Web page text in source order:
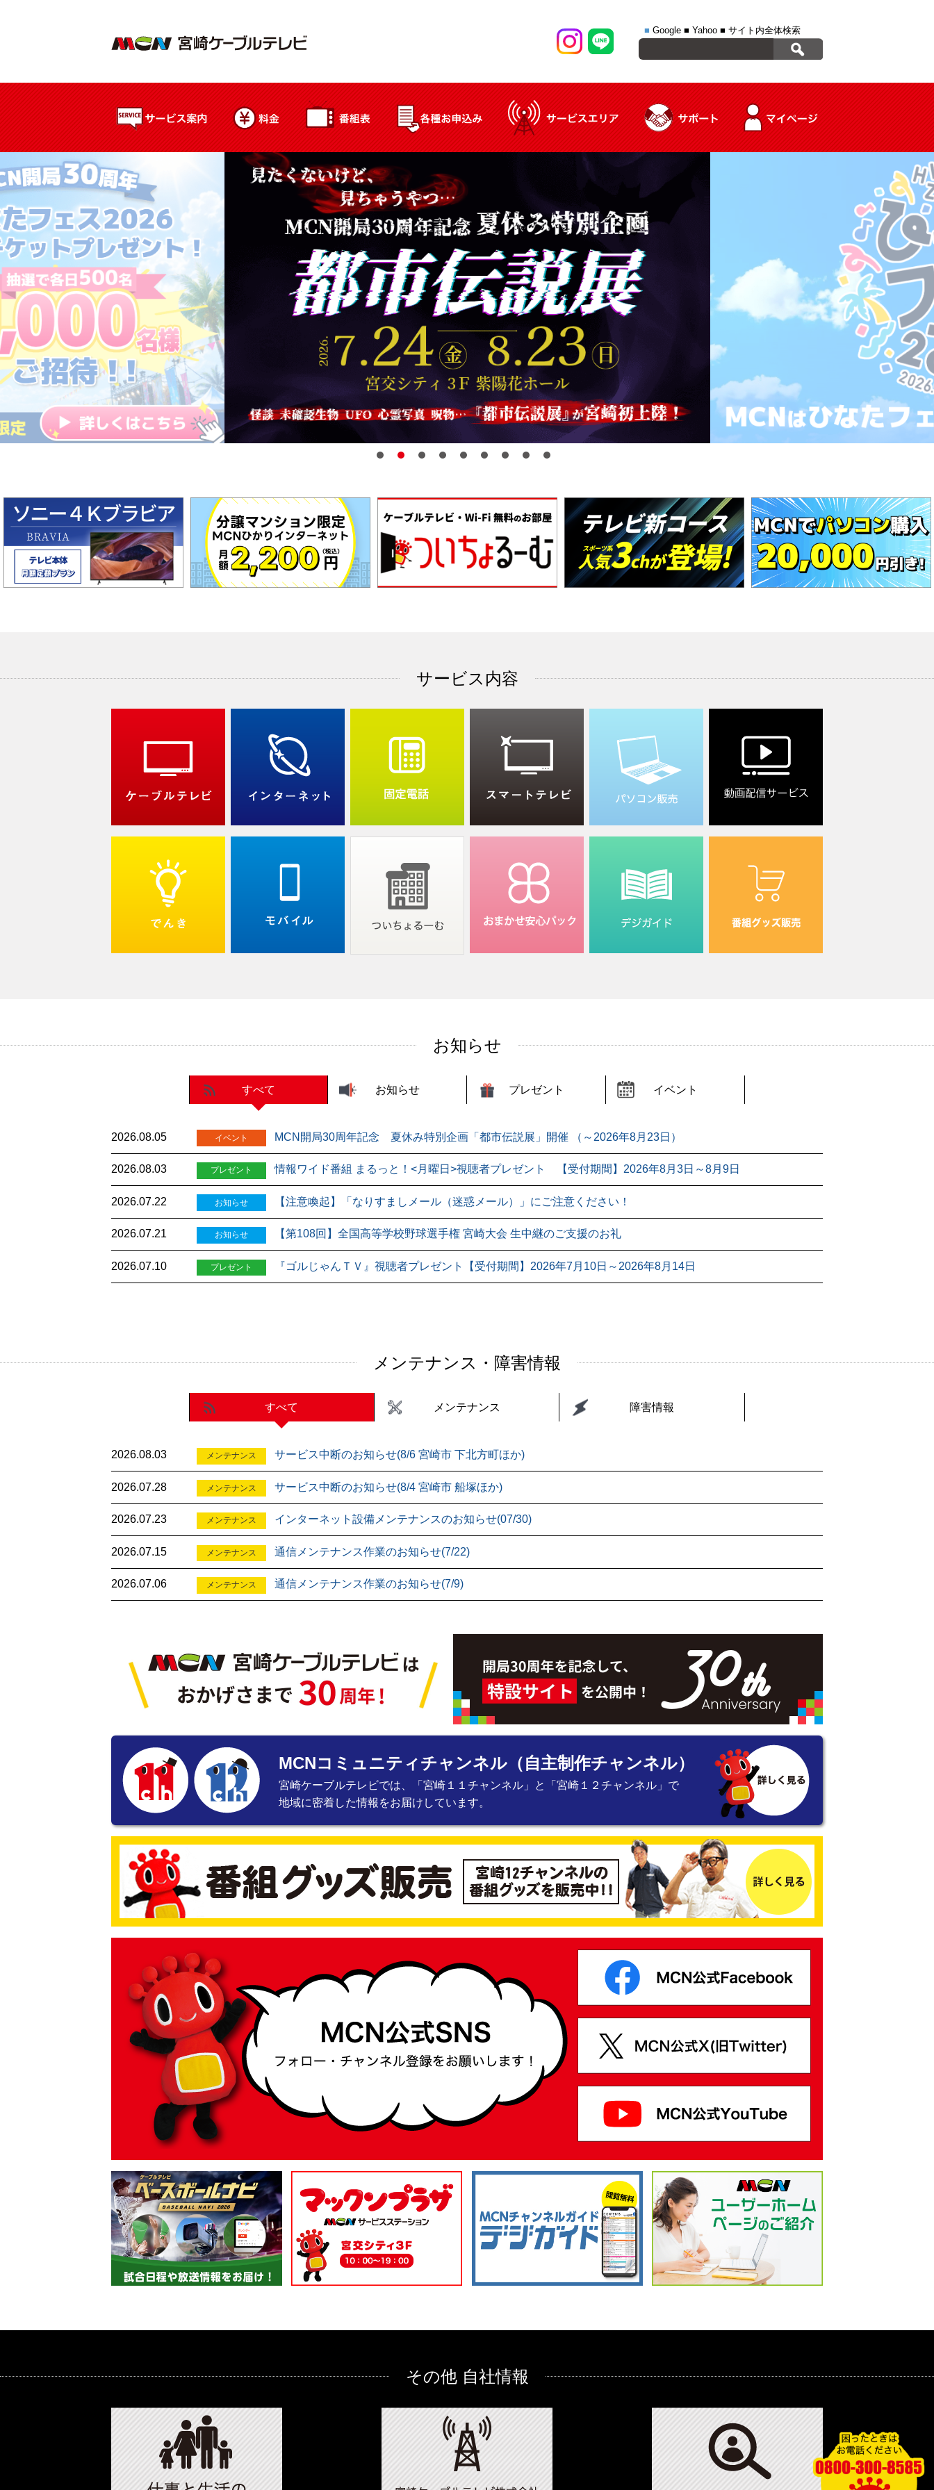
■ Google ■ Yahoo ■ サイト内全体検索
サービス内容
お知らせ
すべて お知らせ プレゼント イベント
2026.08.05 イベント MCN開局30周年記念 夏休み特別企画「都市伝説展」開催 （～2026年8月23日）
2026.08.03 プレゼント 情報ワイド番組 まるっと！<月曜日>視聴者プレゼント 【受付期間】2026年8月3日～8月9日
2026.07.22 お知らせ 【注意喚起】「なりすましメール（迷惑メール）」にご注意ください！
2026.07.21 お知らせ 【第108回】全国高等学校野球選手権 宮崎大会 生中継のご支援のお礼
2026.07.10 プレゼント 『ゴルじゃんＴＶ』視聴者プレゼント【受付期間】2026年7月10日～2026年8月14日
メンテナンス・障害情報
すべて メンテナンス 障害情報
2026.08.03 メンテナンス サービス中断のお知らせ(8/6 宮崎市 下北方町ほか)
2026.07.28 メンテナンス サービス中断のお知らせ(8/4 宮崎市 船塚ほか)
2026.07.23 メンテナンス インターネット設備メンテナンスのお知らせ(07/30)
2026.07.15 メンテナンス 通信メンテナンス作業のお知らせ(7/22)
2026.07.06 メンテナンス 通信メンテナンス作業のお知らせ(7/9)
MCNコミュニティチャンネル（自主制作チャンネル）
宮崎ケーブルテレビでは、「宮崎１１チャンネル」と「宮崎１２チャンネル」で
地域に密着した情報をお届けしています。
その他 自社情報